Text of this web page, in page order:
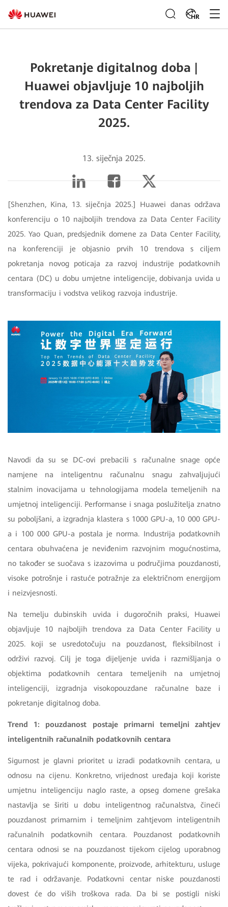
HR
Pokretanje digitalnog doba |
Huawei objavljuje 10 najboljih
trendova za Data Center Facility
2025.
13. siječnja 2025.
[Shenzhen, Kina, 13. siječnja 2025.] Huawei danas održava
konferenciju o 10 najboljih trendova za Data Center Facility
2025. Yao Quan, predsjednik domene za Data Center Facility,
na konferenciji je objasnio prvih 10 trendova s ciljem
pokretanja novog poticaja za razvoj industrije podatkovnih
centara (DC) u dobu umjetne inteligencije, dobivanja uvida u
transformaciju i vodstva velikog razvoja industrije.
Navodi da su se DC-ovi prebacili s računalne snage opće
namjene na inteligentnu računalnu snagu zahvaljujući
stalnim inovacijama u tehnologijama modela temeljenih na
umjetnoj inteligenciji. Performanse i snaga poslužitelja znatno
su poboljšani, a izgradnja klastera s 1000 GPU-a, 10 000 GPU-
a i 100 000 GPU-a postala je norma. Industrija podatkovnih
centara obuhvaćena je neviđenim razvojnim mogućnostima,
no također se suočava s izazovima u područjima pouzdanosti,
visoke potrošnje i rastuće potražnje za električnom energijom
i neizvjesnosti.
Na temelju dubinskih uvida i dugoročnih praksi, Huawei
objavljuje 10 najboljih trendova za Data Center Facility u
2025. koji se usredotočuju na pouzdanost, fleksibilnost i
održivi razvoj. Cilj je toga dijeljenje uvida i razmišljanja o
objektima podatkovnih centara temeljenih na umjetnoj
inteligenciji, izgradnja visokopouzdane računalne baze i
pokretanje digitalnog doba.
Trend 1: pouzdanost postaje primarni temeljni zahtjev
inteligentnih računalnih podatkovnih centara
Sigurnost je glavni prioritet u izradi podatkovnih centara, u
odnosu na cijenu. Konkretno, vrijednost uređaja koji koriste
umjetnu inteligenciju naglo raste, a opseg domene grešaka
nastavlja se širiti u dobu inteligentnog računalstva, čineći
pouzdanost primarnim i temeljnim zahtjevom inteligentnih
računalnih podatkovnih centara. Pouzdanost podatkovnih
centara odnosi se na pouzdanost tijekom cijelog uporabnog
vijeka, pokrivajući komponente, proizvode, arhitekturu, usluge
te rad i održavanje. Podatkovni centar niske pouzdanosti
dovest će do viših troškova rada. Da bi se postigli niski